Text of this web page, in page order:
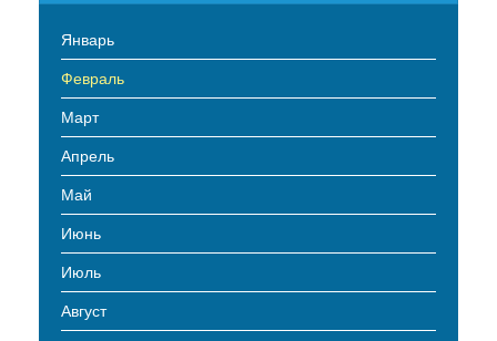
Январь
Февраль
Март
Апрель
Май
Июнь
Июль
Август